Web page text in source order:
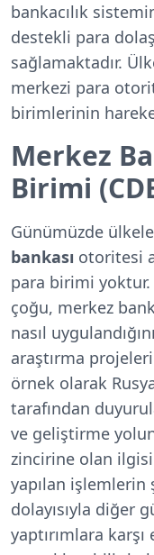
bankacılık
destekli para
sağlamaktadır.
merkezi para
birimlerinin
Merkez
Birimi
Günümüzde
bankası otoritesi
para birimi yoktur.
çoğu, merkez
nasıl
araştırma
örnek olarak
tarafından
ve geliştirme
zincirine olan
yapılan işlemlerin
dolayısıyla diğer
yaptırımlara